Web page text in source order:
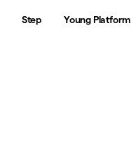
Step Young Platform